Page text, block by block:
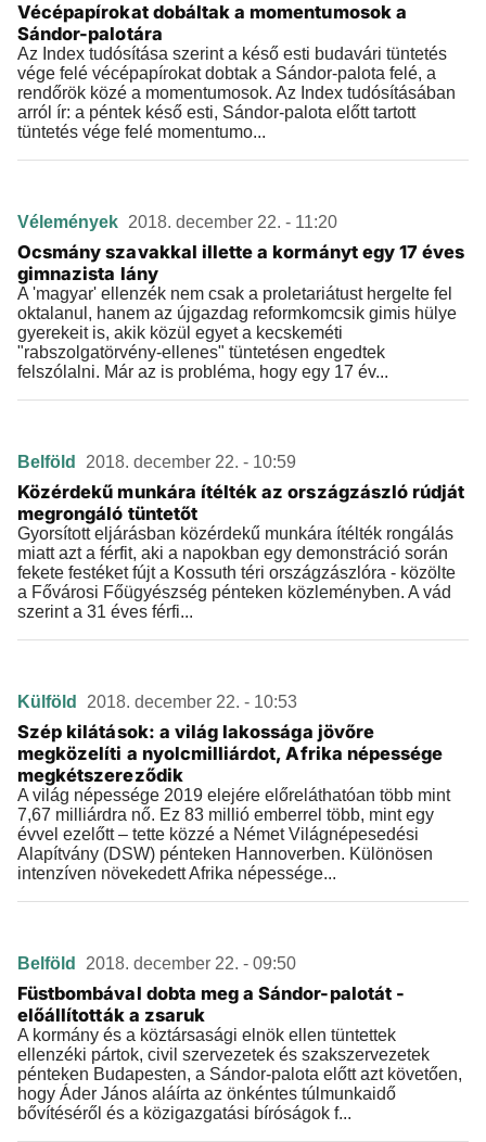
Vécépapírokat dobáltak a momentumosok a
Sándor-palotára
Az Index tudósítása szerint a késő esti budavári tüntetés
vége felé vécépapírokat dobtak a Sándor-palota felé, a
rendőrök közé a momentumosok. Az Index tudósításában
arról ír: a péntek késő esti, Sándor-palota előtt tartott
tüntetés vége felé momentumo...
Vélemények 2018. december 22. - 11:20
Ocsmány szavakkal illette a kormányt egy 17 éves
gimnazista lány
A 'magyar' ellenzék nem csak a proletariátust hergelte fel
oktalanul, hanem az újgazdag reformkomcsik gimis hülye
gyerekeit is, akik közül egyet a kecskeméti
"rabszolgatörvény-ellenes" tüntetésen engedtek
felszólalni. Már az is probléma, hogy egy 17 év...
Belföld 2018. december 22. - 10:59
Közérdekű munkára ítélték az országzászló rúdját
megrongáló tüntetőt
Gyorsított eljárásban közérdekű munkára ítélték rongálás
miatt azt a férfit, aki a napokban egy demonstráció során
fekete festéket fújt a Kossuth téri országzászlóra - közölte
a Fővárosi Főügyészség pénteken közleményben. A vád
szerint a 31 éves férfi...
Külföld 2018. december 22. - 10:53
Szép kilátások: a világ lakossága jövőre
megközelíti a nyolcmilliárdot, Afrika népessége
megkétszereződik
A világ népessége 2019 elejére előreláthatóan több mint
7,67 milliárdra nő. Ez 83 millió emberrel több, mint egy
évvel ezelőtt – tette közzé a Német Világnépesedési
Alapítvány (DSW) pénteken Hannoverben. Különösen
intenzíven növekedett Afrika népessége...
Belföld 2018. december 22. - 09:50
Füstbombával dobta meg a Sándor-palotát -
előállították a zsaruk
A kormány és a köztársasági elnök ellen tüntettek
ellenzéki pártok, civil szervezetek és szakszervezetek
pénteken Budapesten, a Sándor-palota előtt azt követően,
hogy Áder János aláírta az önkéntes túlmunkaidő
bővítéséről és a közigazgatási bíróságok f...